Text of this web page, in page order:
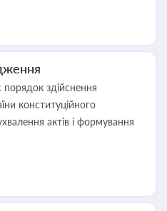
здійснення
конституційного
актів і формування